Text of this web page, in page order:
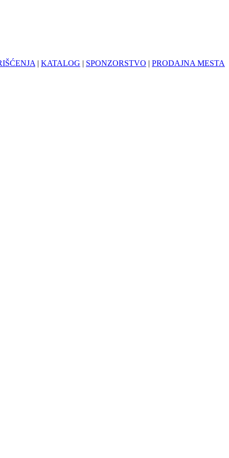
| KATALOG | SPONZORSTVO | PRODAJNA MESTA